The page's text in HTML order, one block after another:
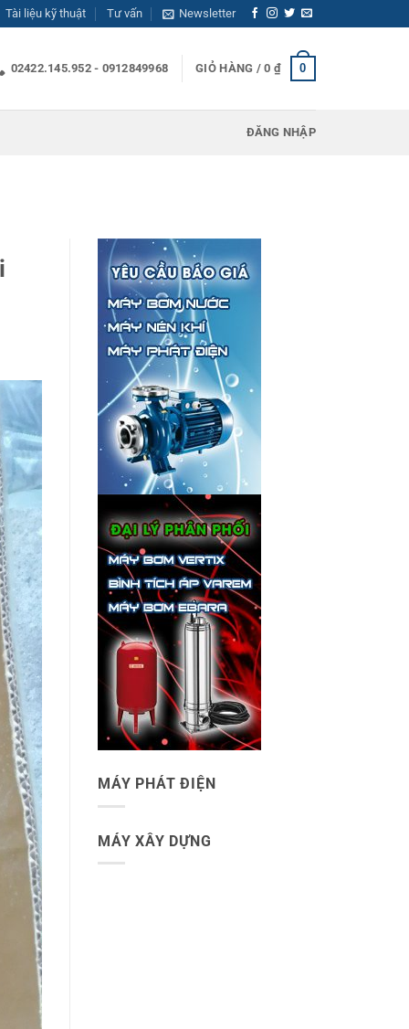
Tài liệu kỹ thuật Tư vấn Newsletter
02422.145.952 - 0912849968 GIỎ HÀNG /0 ₫ 0
ĐĂNG NHẬP
MÁY PHÁT ĐIỆN
MÁY XÂY DỰNG